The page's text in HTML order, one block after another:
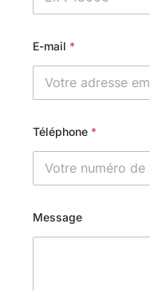
E-mail *
Téléphone *
Message